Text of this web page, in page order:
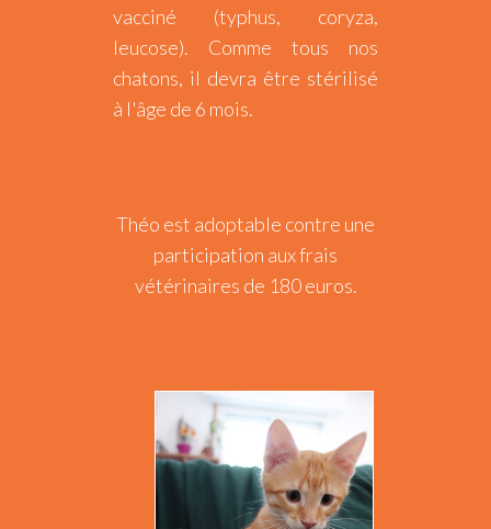
vacciné (typhus, coryza,
leucose). Comme tous nos
chatons, il devra être stérilisé
à l'âge de 6 mois.
Théo est adoptable contre une
participation aux frais
vétérinaires de 180 euros.